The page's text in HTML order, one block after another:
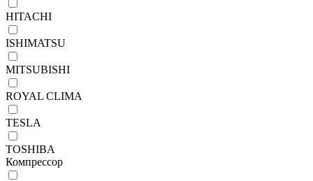
HITACHI
ISHIMATSU
MITSUBISHI
ROYAL CLIMA
TESLA
TOSHIBA
Компрессор